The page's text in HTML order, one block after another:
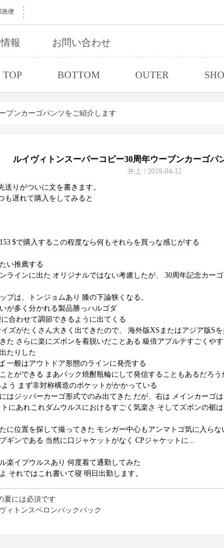
急便
報 お問い合わせ
TOP BOTTOM OUTER
ブンカーゴパンツをご紹介します
ルイヴィトンスーパーコピー30周年ウーブンカーゴパ
井上 / 2019-04-12
りがついに文を書きます。
も遅れて購入をしてみると
$で購入するこの程度なら何もそれらを買っな感じがする
い推薦する
インに出た オリジナルではない考慮したが、 30周年記念カーゴ
は、トンジョムあり 膝の下論狭くなる。
が多く分かれる製品勝っハルゴダ
合わせて調節できるように出てくる
ズがたくさん大きく出てきたので、 海外版XSまたはアジア版S
た さらに楽にズボンを着脱いだことある 級倍アプルテすごくやす
たりした
一般はアウトドア形態のラインに発売する
ができる まあパック焼酎瓶輪にして発信することもあるだろう
う まず非対称構造のポケットがかかっている
はジッパーカーゴ形式でのみ出てきた だが、右は メインカーゴ
にあれこれダムウルスにおけるすごく気楽さ そしてズボンの裾
に位置を探して撮ってきた モンガー中心もアンマトゴ気に入ら
ンである 当然に口ジャケットがなく CPジャケットに...
楽イプウルスあり 何度着て通勤してみた
それではこれ書いて寝 明日出勤します。
夏には必須です
ィトンスペロンバックパック